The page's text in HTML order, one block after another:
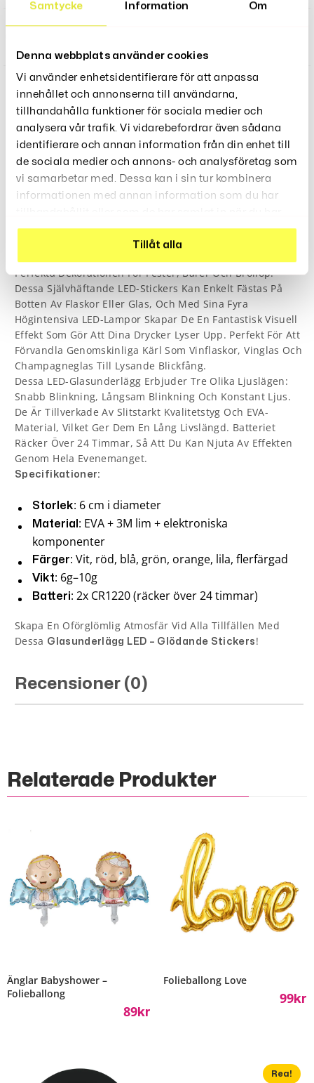
Samtycke Information Om
Denna webbplats använder cookies
Vi använder enhetsidentifierare för att anpassa
innehållet och annonserna till användarna,
tillhandahålla funktioner för sociala medier och
analysera vår trafik. Vi vidarebefordrar även sådana
identifierare och annan information från din enhet till
de sociala medier och annons- och analysföretag som
vi samarbetar med. Dessa kan i sin tur kombinera
informationen med annan information som du har
använt deras tjänster.
Tillåt alla
LÄGG TILL I VARUKORG
Perfekta Dekorationen För Fester, Barer Och Bröllop!
Dessa Självhäftande LED-Stickers Kan Enkelt Fästas På
Botten Av Flaskor Eller Glas, Och Med Sina Fyra
Högintensiva LED-Lampor Skapar De En Fantastisk Visuell
Effekt Som Gör Att Dina Drycker Lyser Upp. Perfekt För Att
Förvandla Genomskinliga Kärl Som Vinflaskor, Vinglas Och
Champagneglas Till Lysande Blickfång.
Dessa LED-Glasunderlägg Erbjuder Tre Olika Ljuslägen:
Snabb Blinkning, Långsam Blinkning Och Konstant Ljus.
De Är Tillverkade Av Slitstarkt Kvalitetstyg Och EVA-
Material, Vilket Ger Dem En Lång Livslängd. Batteriet
Räcker Över 24 Timmar, Så Att Du Kan Njuta Av Effekten
Genom Hela Evenemanget.
Specifikationer:
Storlek: 6 cm i diameter
Material : EVA + 3M lim + elektroniska
komponenter
Färger: Vit, röd, blå, grön, orange, lila, flerfärgad
Vikt: 6g–10g
Batteri: 2x CR1220 (räcker över 24 timmar)
Skapa En Oförglömlig Atmosfär Vid Alla Tillfällen Med
Dessa Glasunderlägg LED – Glödande Stickers !
Recensioner (0)
Relaterade Produkter
Änglar Babyshower –
Folieballong
89Kr
Folieballong Love
99Kr
Rea!